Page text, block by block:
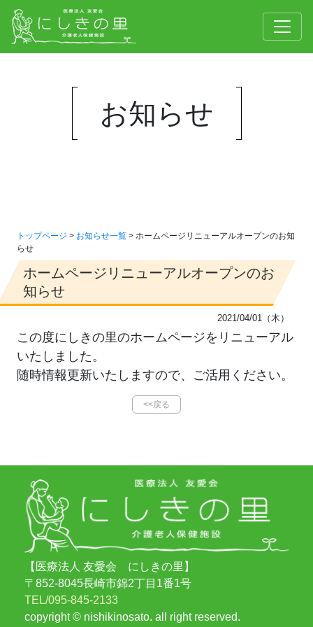
お知らせ
トップページ > お知らせ一覧 > ホームページリニューアルオープンのお知
らせ
ホームページリニューアルオープンのお
知らせ
2021/04/01（木）
この度にしきの里のホームページをリニューアル
いたしました。
随時情報更新いたしますので、ご活用ください。
<<戻る
【医療法人 友愛会 にしきの里】
〒852-8045長崎市錦2丁目1番1号
TEL/095-845-2133
copyright © nishikinosato. all right reserved.